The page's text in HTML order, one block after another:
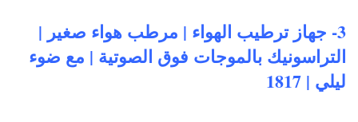
3- جهاز ترطيب الهواء | مرطب هواء صغير |
التراسونيك بالموجات فوق الصوتية | مع ضوء
ليلي | 1817